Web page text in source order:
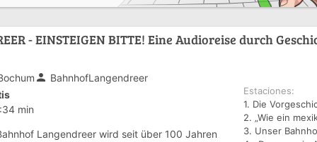
- EINSTEIGEN BITTE! Eine Audioreise durch
person BahnhofLangendreer
min
Langendreer wird seit über 100 Jahren
Estaciones: